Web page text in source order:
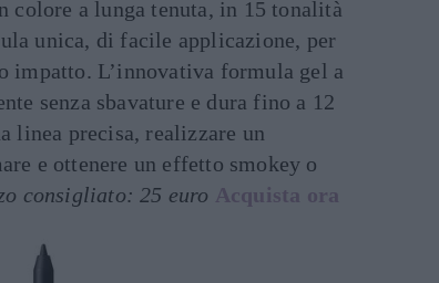
colore a lunga tenuta, in 15 tonalità
unica, di facile applicazione, per
impatto. L’innovativa formula gel a
senza sbavature e dura fino a 12
linea precisa, realizzare un
e ottenere un effetto smokey o
consigliato: 25 euro Acquista ora